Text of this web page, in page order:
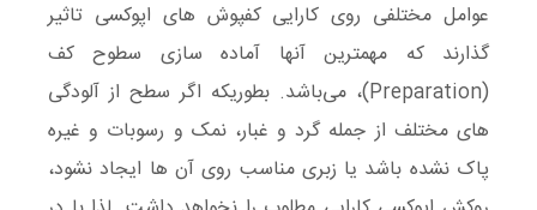
عوامل مختلفی روی کارایی کفپوش های اپوکسی تاثیر
گذارند که مهمترین آنها آماده سازی سطوح کف
(Preparation)، می‌باشد. بطوریکه اگر سطح از آلودگی
های مختلف از جمله گرد و غبار، نمک و رسوبات و غیره
پاک نشده باشد یا زبری مناسب روی آن ها ایجاد نشود،